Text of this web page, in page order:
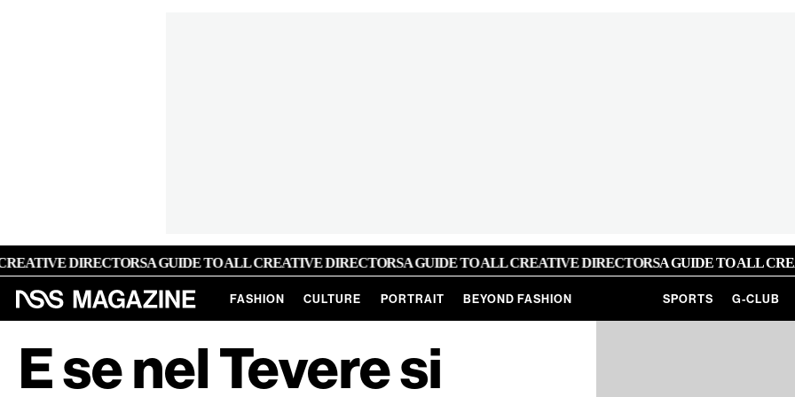
DIRECTORSA GUIDE TO ALL CREATIVE DIRECTORSA GUIDE TO ALL CREATIVE DIRECTORSA GUIDE TO ALL
FASHION CULTURE PORTRAIT BEYOND FASHION SPORTS G-CLUB
E se nel Tevere si